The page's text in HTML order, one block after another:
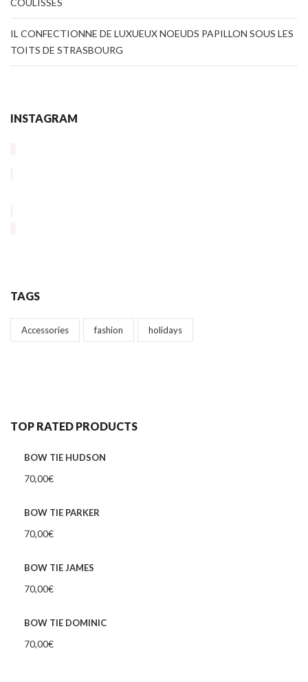
COULISSES
IL CONFECTIONNE DE LUXUEUX NOEUDS PAPILLON SOUS LES
TOITS DE STRASBOURG
INSTAGRAM
TAGS
Accessories fashion holidays
TOP RATED PRODUCTS
BOW TIE HUDSON
70,00€
BOW TIE PARKER
70,00€
BOW TIE JAMES
70,00€
BOW TIE DOMINIC
70,00€